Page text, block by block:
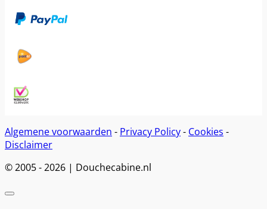
Algemene voorwaarden - Privacy Policy- Cookies -
Disclaimer
© 2005 - 2026 | Douchecabine.nl